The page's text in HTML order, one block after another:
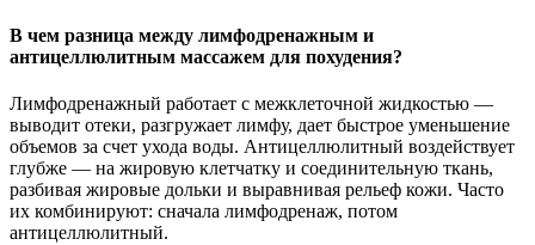
В чем разница между лимфодренажным и
антицеллюлитным массажем для похудения?
Лимфодренажный работает с межклеточной жидкостью —
выводит отеки, разгружает лимфу, дает быстрое уменьшение
объемов за счет ухода воды. Антицеллюлитный воздействует
глубже — на жировую клетчатку и соединительную ткань,
разбивая жировые дольки и выравнивая рельеф кожи. Часто
их комбинируют: сначала лимфодренаж, потом
антицеллюлитный.